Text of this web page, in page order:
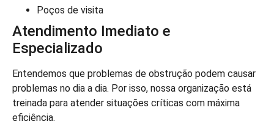
Poços de visita
Atendimento Imediato e
Especializado
Entendemos que problemas de obstrução podem causar
problemas no dia a dia. Por isso, nossa organização está
treinada para atender situações críticas com máxima
eficiência.